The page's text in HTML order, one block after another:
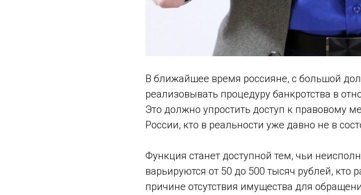
В ближайшее время россияне, с большой
реализовывать процедуру банкротства в
Это должно упростить доступ к правовому
России, кто в реальности уже давно не в
Функция станет доступной тем, чьи
варьируются от 50 до 500 тысяч рублей,
причине отсутствия имущества для